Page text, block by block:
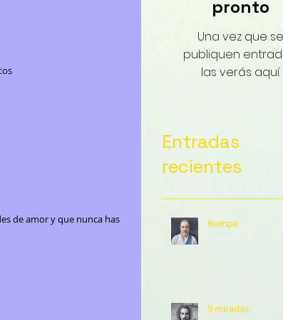
de amor y que nunca has
pronto
Una vez que se
publiquen
las verás aquí.
Entradas
recientes
Rompe
9 miradas